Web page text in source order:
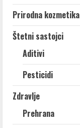
Prirodna kozmetika
Štetni sastojci
Aditivi
Pesticidi
Zdravlje
Prehrana